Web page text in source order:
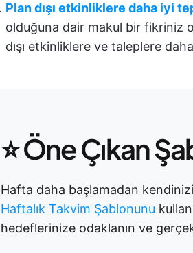
Plan dışı etkinliklere daha iyi
olduğuna dair makul bir fikriniz
dışı etkinliklere ve taleplere
⭐ Öne Çıkan
Hafta daha başlamadan
Haftalık Takvim Şablonunu
hedeflerinize odaklanın ve